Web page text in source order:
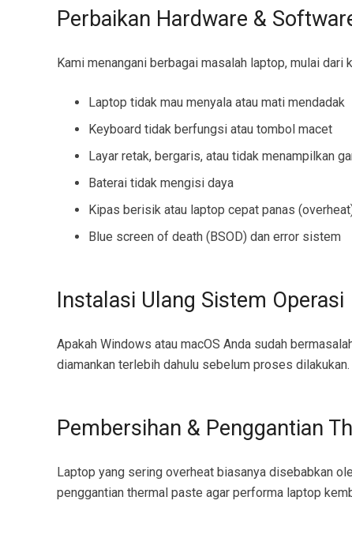
Perbaikan Hardware &
Kami menangani berbagai masalah laptop, mulai
Laptop tidak mau menyala atau mati mendadak
Keyboard tidak berfungsi atau tombol macet
Layar retak, bergaris, atau tidak menampilkan
Baterai tidak mengisi daya
Kipas berisik atau laptop cepat panas
Blue screen of death (BSOD) dan error sistem
Instalasi Ulang Sistem Operasi
Apakah Windows atau macOS Anda sudah
diamankan terlebih dahulu sebelum proses dilakukan.
Pembersihan & Penggantian
Laptop yang sering overheat biasanya disebabkan
penggantian thermal paste agar performa laptop